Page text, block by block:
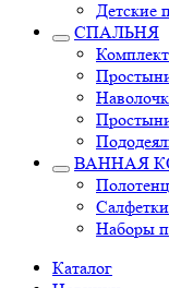
Детские
СПАЛЬНЯ
ВАННАЯ
Наборы
Каталог